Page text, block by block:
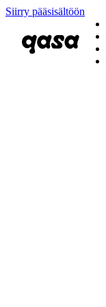
Siirry pääsisältöön